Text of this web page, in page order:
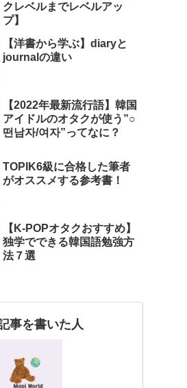
クレベルまでレベルアッ
プ】
【洋書から学ぶ】diaryと
journalの違い
【2022年最新流行語】韓国
アイドルのオタクが使う”○
떤남자/여자”ってなに？
TOPIK6級に合格した筆者
がオススメする参考書！
【K-POPオタクおすすめ】
独学でできる韓国語勉強方
法７選
事を書いた人